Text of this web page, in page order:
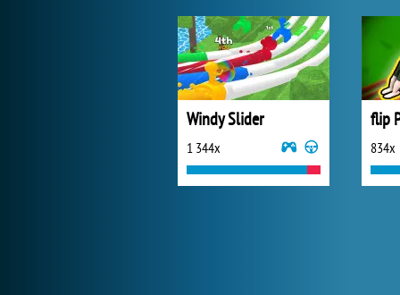
Windy Slider
1 344x
flip
834x